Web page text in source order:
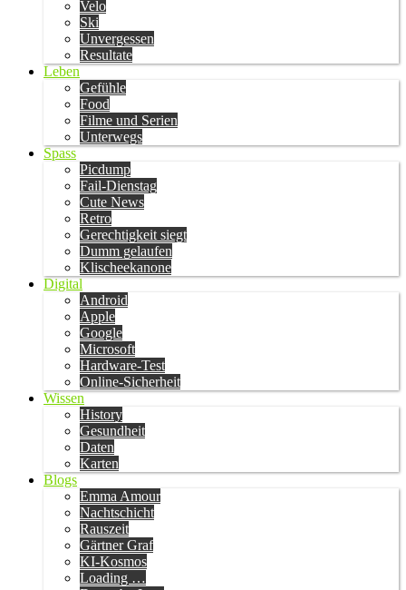
Velo
Ski
Unvergessen
Resultate
Leben
Gefühle
Food
Filme und Serien
Unterwegs
Spass
Picdump
Fail-Dienstag
Cute News
Retro
Gerechtigkeit siegt
Dumm gelaufen
Klischeekanone
Digital
Android
Apple
Google
Microsoft
Hardware-Test
Online-Sicherheit
Wissen
History
Gesundheit
Daten
Karten
Blogs
Emma Amour
Nachtschicht
Rauszeit
Gärtner Graf
KI-Kosmos
Loading …